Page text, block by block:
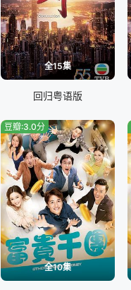
全15集
回归粤语版
全10集
豆瓣:3.0分